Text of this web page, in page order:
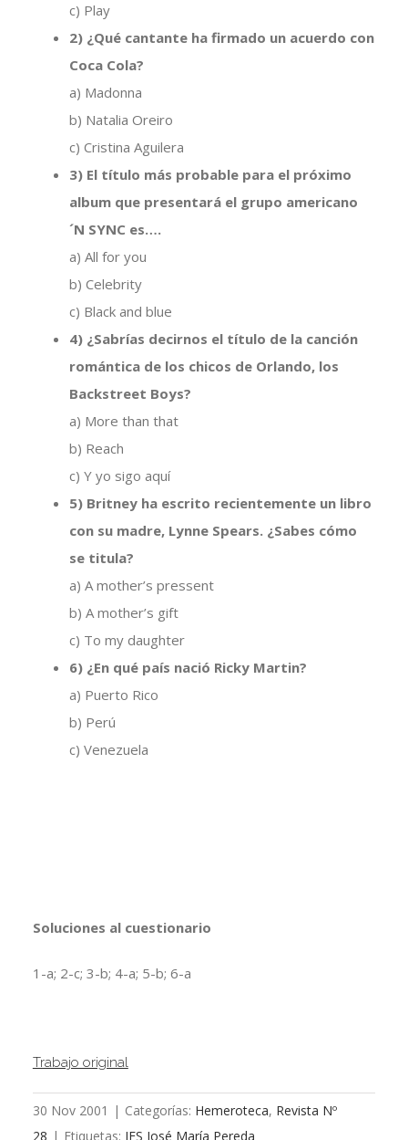
c) Play
2) ¿Qué cantante ha firmado un acuerdo con
Coca Cola?
a) Madonna
b) Natalia Oreiro
c) Cristina Aguilera
3) El título más probable para el próximo
album que presentará el grupo americano
´N SYNC es….
a) All for you
b) Celebrity
c) Black and blue
4) ¿Sabrías decirnos el título de la canción
romántica de los chicos de Orlando, los
Backstreet Boys?
a) More than that
b) Reach
c) Y yo sigo aquí
5) Britney ha escrito recientemente un libro
con su madre, Lynne Spears. ¿Sabes cómo
se titula?
a) A mother’s pressent
b) A mother’s gift
c) To my daughter
6) ¿En qué país nació Ricky Martin?
a) Puerto Rico
b) Perú
c) Venezuela
Soluciones al cuestionario
1-a; 2-c; 3-b; 4-a; 5-b; 6-a
Trabajo original
30 Nov 2001 | Categorías: Hemeroteca, Revista Nº
28 | Etiquetas: IES José María Pereda